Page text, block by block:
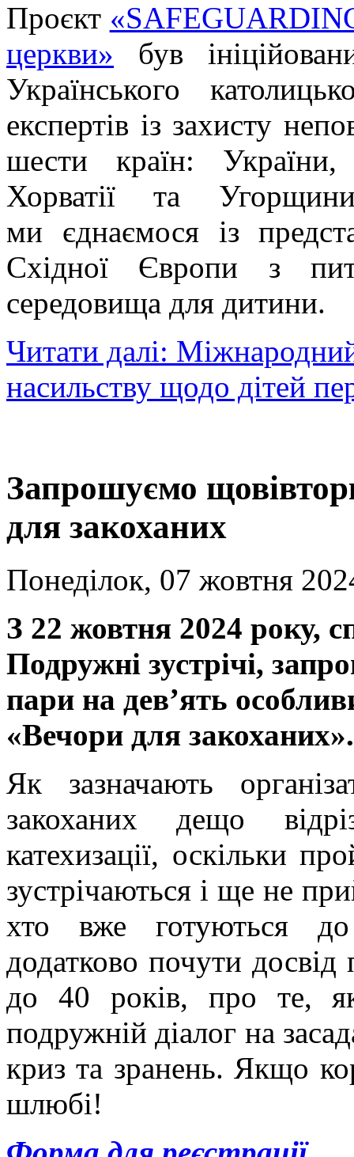
Проєкт
церкви» був
Українського
експертів із захисту
шести країн:
Хорватії та
ми єднаємося із
Східної Європи з
середовища для дитини.
Читати далі:
насильству щодо дітей
Запрошуємо
для закоханих
Понеділок, 07 жовтня
З 22 жовтня 2024 року,
Подружні зустрічі,
пари на дев’ять
«Вечори для закоханих».
Як зазначають
закоханих дещо
катехизації, оскільки
зустрічаються і ще не
хто вже готуються
додатково почути
до 40 років, про те,
подружній діалог на
криз та зранень. Якщо
шлюбі!